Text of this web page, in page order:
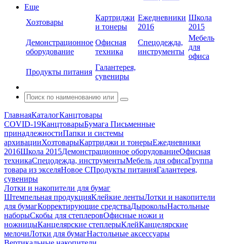
Еще
Хозтовары
Картриджи
и тонеры
Ежедневники
2016
Школа
2015
Демонстрационное
оборудование
Офисная
техника
Спецодежда,
инструменты
Мебель
для
офиса
Продукты питания
Галантерея,
сувениры
ГлавнаяКаталогКанцтовары
COVID-19КанцтоварыБумага Письменные
принадлежностиПапки и системы
архивацииХозтоварыКартриджи и тонерыЕжедневники
2016Школа 2015Демонстрационное оборудованиеОфисная
техникаСпецодежда, инструментыМебель для офисаГруппа
товара из экселяНовое СПродукты питанияГалантерея,
сувениры
Лотки и накопители для бумаг
Штемпельная продукцияКлейкие лентыЛотки и накопители
для бумагКорректирующие средстваДыроколыНастольные
наборыСкобы для степлеровОфисные ножи и
ножницыКанцелярские степлерыКлейКанцелярские
мелочиЛотки для бумагНастольные аксессуары